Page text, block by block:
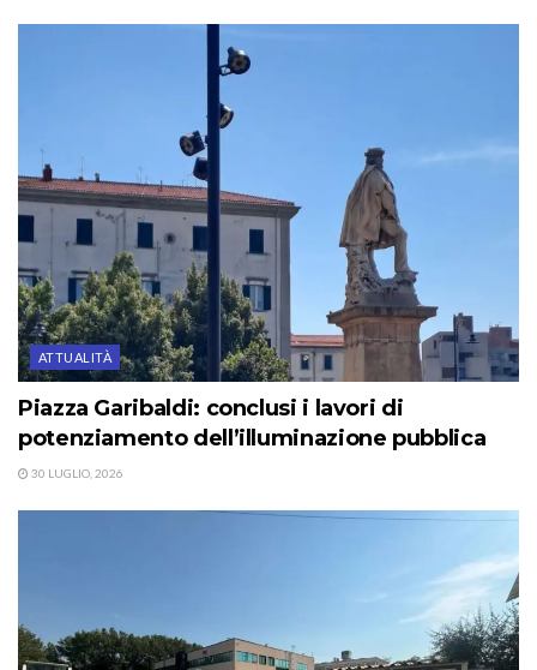
ATTUALITÀ
Piazza Garibaldi: conclusi i lavori di
potenziamento dell’illuminazione pubblica
30 LUGLIO, 2026